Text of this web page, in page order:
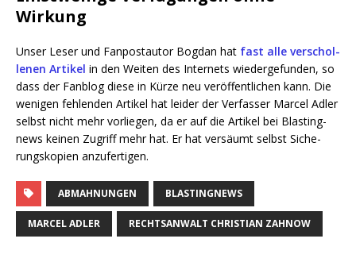
Wirkung
Unser Leser und Fan­post­au­tor Bog­dan hat fast alle ver­schol­
le­nen Arti­kel in den Wei­ten des Inter­nets wie­der­ge­fun­den, so
dass der Fan­blog die­se in Kür­ze neu ver­öf­fent­li­chen kann. Die
weni­gen feh­len­den Arti­kel hat lei­der der Ver­fas­ser Mar­cel Adler
selbst nicht mehr vor­lie­gen, da er auf die Arti­kel bei Blas­ting­
news kei­nen Zugriff mehr hat. Er hat ver­säumt selbst Siche­
rungs­ko­pien anzufertigen.
ABMAHNUNGEN BLASTINGNEWS
MARCEL ADLER RECHTSANWALT CHRISTIAN ZAHNOW